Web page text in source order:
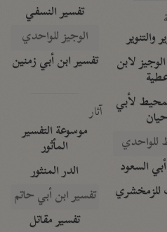
والتنوير
لابن
لأبي
حيان
للواحدي
السعود
للزمخشري
تفسير النسفي
الوجيز للواحدي
تفسير ابن أبي زمنين
آثار
موسوعة التفسير
المأثور
الدر المنثور
تفسير ابن أبي حاتم
تفسير مقاتل